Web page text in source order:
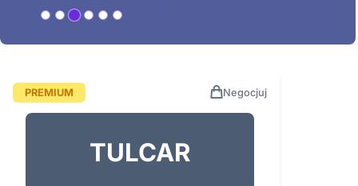
PREMIUM Negocjuj
TULCAR